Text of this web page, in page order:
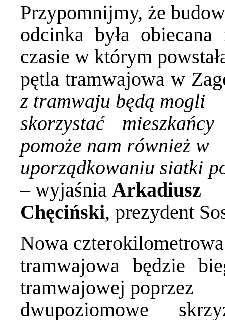
Przypomnijmy, że
odcinka była
czasie w którym
pętla tramwajowa w
z tramwaju będą mogli
skorzystać
pomoże nam również w
uporządkowaniu siatki
– wyjaśnia Arkadiusz
Chęciński, prezydent
Nowa
tramwajowa będzie
tramwajowej poprzez
dwupoziomowe